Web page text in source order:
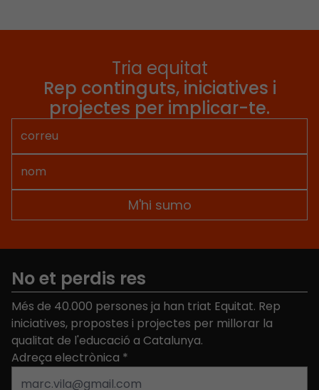
Tria equitat
Rep continguts, iniciatives i
projectes per implicar-te.
No et perdis res
Més de 40.000 persones ja han triat Equitat. Rep
iniciatives, propostes i projectes per millorar la
qualitat de l'educació a Catalunya.
Adreça electrònica *